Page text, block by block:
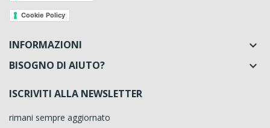
Cookie Policy
INFORMAZIONI 
BISOGNO DI AIUTO? 
ISCRIVITI ALLA NEWSLETTER
rimani sempre aggiornato